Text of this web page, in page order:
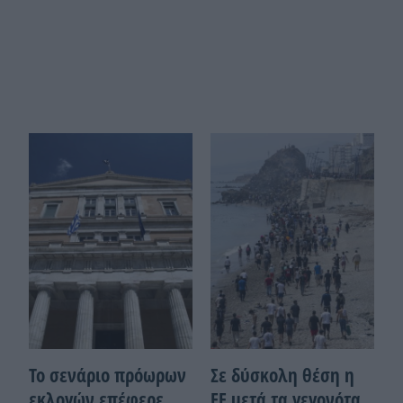
Το σενάριο πρόωρων
Σε δύσκολη θέση η